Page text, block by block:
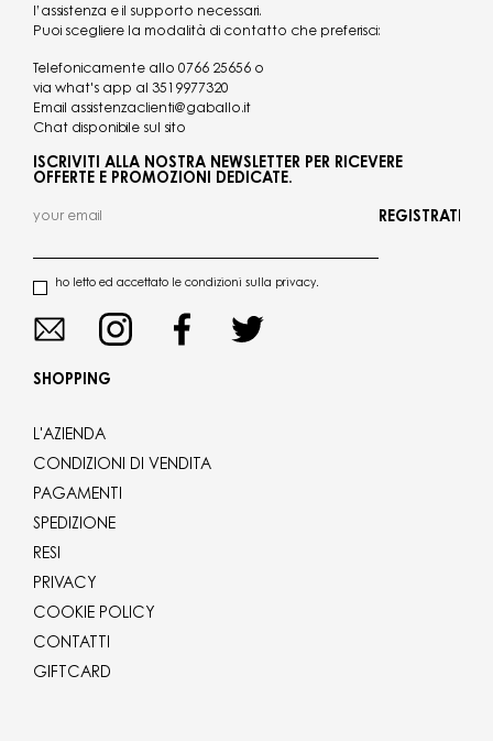
l’assistenza e il supporto necessari.
Puoi scegliere la modalità di contatto che preferisci:
Telefonicamente allo 0766 25656 o
via what's app al 3519977320
Email assistenzaclienti@gaballo.it
Chat disponibile sul sito
ISCRIVITI ALLA NOSTRA NEWSLETTER PER RICEVERE
OFFERTE E PROMOZIONI DEDICATE.
ho letto ed accettato le condizioni sulla privacy.
REGISTRATI
SHOPPING
L'AZIENDA
CONDIZIONI DI VENDITA
PAGAMENTI
SPEDIZIONE
RESI
PRIVACY
COOKIE POLICY
CONTATTI
GIFTCARD